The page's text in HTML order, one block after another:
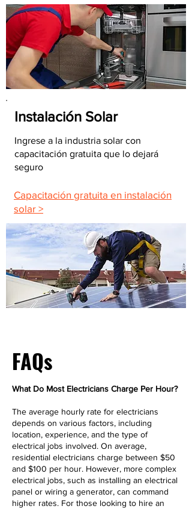
Instalación Solar
Ingrese a la industria solar con
capacitación gratuita que lo dejará
seguro
Capacitación gratuita en instalación
solar >
FAQs
What Do Most Electricians Charge Per Hour?
The average hourly rate for electricians
depends on various factors, including
location, experience, and the type of
electrical jobs involved. On average,
residential electricians charge between $50
and $100 per hour. However, more complex
electrical jobs, such as installing an electrical
panel or wiring a generator, can command
higher rates. For those looking to hire an